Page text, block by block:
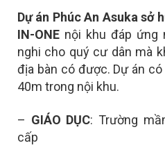
Dự án Phúc An Asuka sở
IN-ONE nội khu đáp ứng
nghi cho quý cư dân mà
địa bàn có được. Dự án
40m trong nội khu.
– GIÁO DỤC: Trường
cấp